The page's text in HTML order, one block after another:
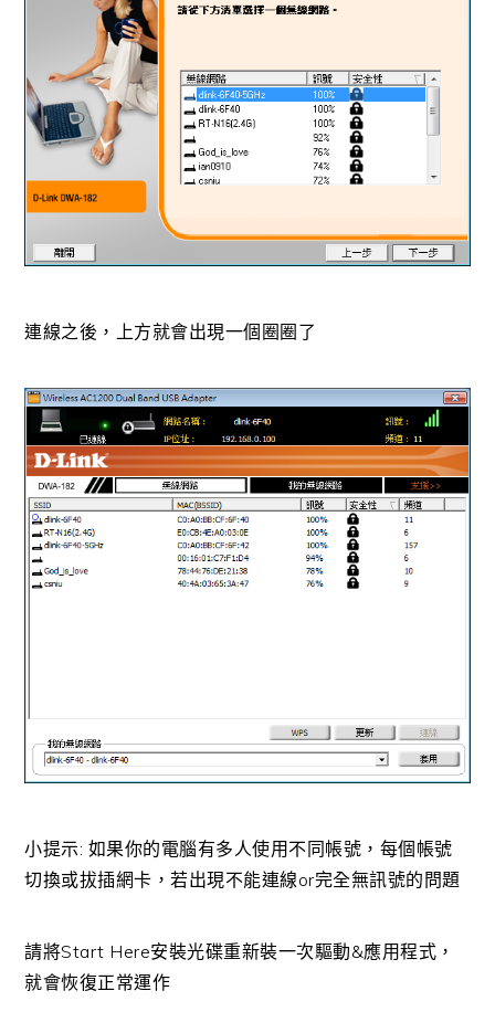
連線之後，上方就會出現一個圈圈了
小提示: 如果你的電腦有多人使用不同帳號，每個帳號
切換或拔插網卡，若出現不能連線or完全無訊號的問題
請將Start Here安裝光碟重新裝一次驅動&應用程式，
就會恢復正常運作